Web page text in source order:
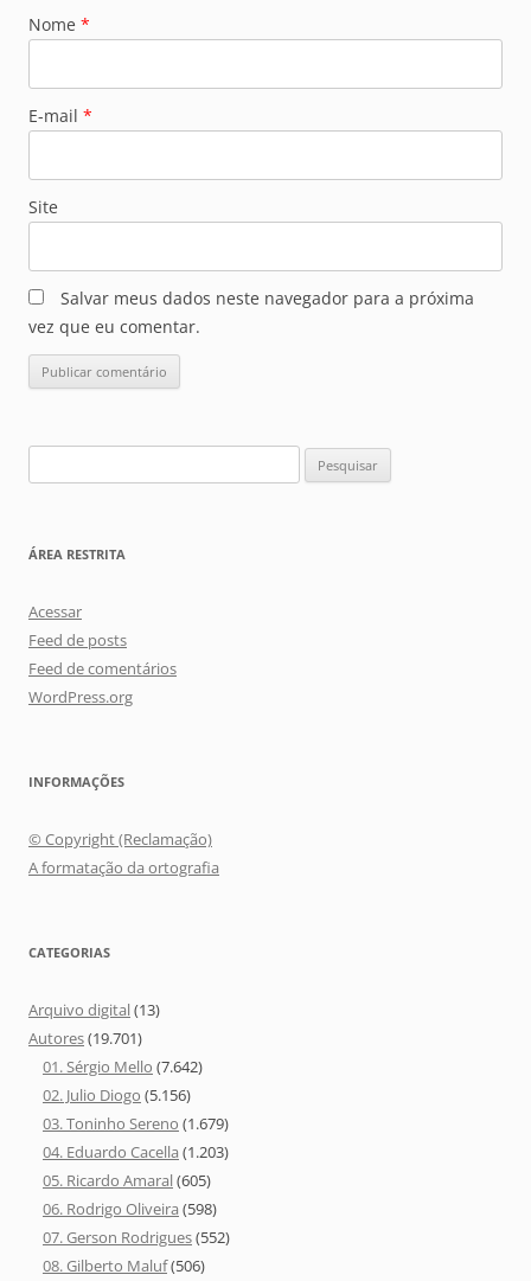
Nome *
E-mail *
Site
Salvar meus dados neste navegador para a próxima
vez que eu comentar.
por:
ÁREA RESTRITA
Acessar
Feed de posts
Feed de comentários
WordPress.org
INFORMAÇÕES
© Copyright (Reclamação)
A formatação da ortografia
CATEGORIAS
Arquivo digital(13)
Autores(19.701)
01. Sérgio Mello (7.642)
02. Julio Diogo (5.156)
03. Toninho Sereno (1.679)
04. Eduardo Cacella (1.203)
05. Ricardo Amaral(605)
06. Rodrigo Oliveira (598)
07. Gerson Rodrigues(552)
08. Gilberto Maluf(506)